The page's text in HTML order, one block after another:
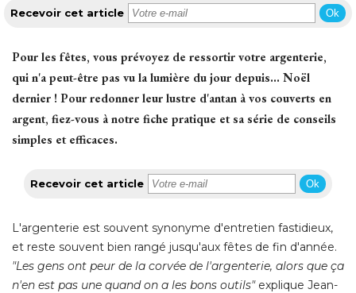
Recevoir cet article Ok
Pour les fêtes, vous prévoyez de ressortir votre argenterie,
qui n'a peut-être pas vu la lumière du jour depuis... Noël
dernier ! Pour redonner leur lustre d'antan à vos couverts en
argent, fiez-vous à notre fiche pratique et sa série de conseils
simples et efficaces.
Recevoir cet article Ok
L'argenterie est souvent synonyme d'entretien fastidieux,
et reste souvent bien rangé jusqu'aux fêtes de fin d'année.
"Les gens ont peur de la corvée de l'argenterie, alors que ça
n'en est pas une quand on a les bons outils" explique Jean-